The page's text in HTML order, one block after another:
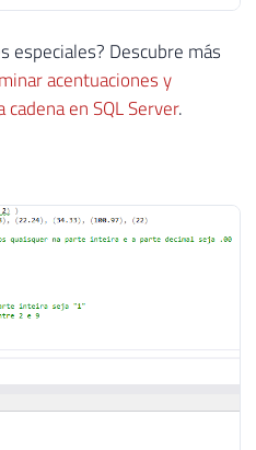
especiales? Descubre más
acentuaciones y
en SQL Server.